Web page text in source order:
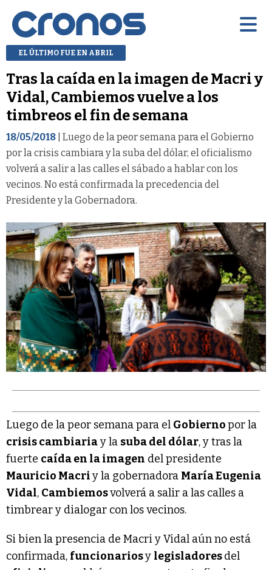
EL ÚLTIMO FUE EN ABRIL
Tras la caída en la imagen de Macri y
Vidal, Cambiemos vuelve a los
timbreos el fin de semana
18/05/2018 | Luego de la peor semana para el Gobierno
por la crisis cambiara y la suba del dólar, el oficialismo
volverá a salir a las calles el sábado a hablar con los
vecinos. No está confirmada la precedencia del
Presidente y la Gobernadora.
Luego de la peor semana para el Gobiernopor la
crisis cambiariay la suba del dólar, y tras la
fuerte caída en la imagen del presidente
Mauricio Macriy la gobernadora María Eugenia
Vidal, Cambiemosvolverá a salir a las calles a
timbrear y dialogar con los vecinos.
Si bien la presencia de Macri y Vidal aún no está
confirmada, funcionariosy legisladoresdel